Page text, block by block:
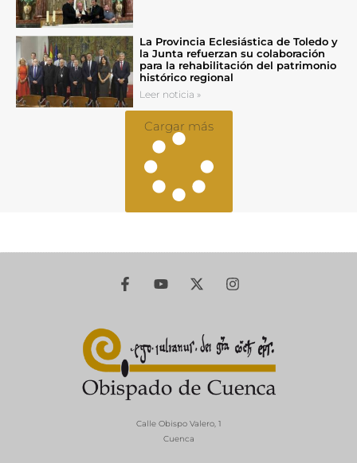
La Provincia Eclesiástica de Toledo y
la Junta refuerzan su colaboración
para la rehabilitación del patrimonio
histórico regional
Leer noticia »
Cargar más
Calle Obispo Valero, 1
Cuenca